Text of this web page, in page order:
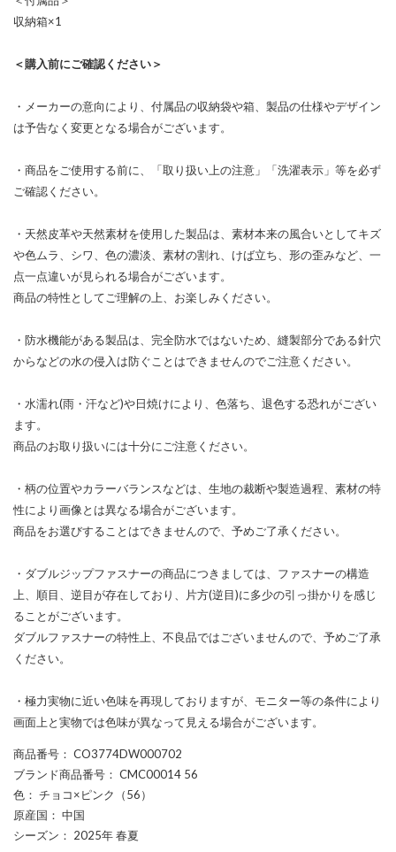
収納箱×1
＜購入前にご確認ください＞
・メーカーの意向により、付属品の収納袋や箱、製品の仕様やデザイン
は予告なく変更となる場合がございます。
・商品をご使用する前に、「取り扱い上の注意」「洗濯表示」等を必ず
ご確認ください。
・天然皮革や天然素材を使用した製品は、素材本来の風合いとしてキズ
や色ムラ、シワ、色の濃淡、素材の割れ、けば立ち、形の歪みなど、一
点一点違いが見られる場合がございます。
商品の特性としてご理解の上、お楽しみください。
・防水機能がある製品は、完全防水ではないため、縫製部分である針穴
からなどの水の侵入は防ぐことはできませんのでご注意ください。
・水濡れ(雨・汗など)や日焼けにより、色落ち、退色する恐れがござい
ます。
商品のお取り扱いには十分にご注意ください。
・柄の位置やカラーバランスなどは、生地の裁断や製造過程、素材の特
性により画像とは異なる場合がございます。
商品をお選びすることはできませんので、予めご了承ください。
・ダブルジップファスナーの商品につきましては、ファスナーの構造
上、順目、逆目が存在しており、片方(逆目)に多少の引っ掛かりを感じ
ることがございます。
ダブルファスナーの特性上、不良品ではございませんので、予めご了承
ください。
・極力実物に近い色味を再現しておりますが、モニター等の条件により
画面上と実物では色味が異なって見える場合がございます。
商品番号 ： CO3774DW000702
ブランド商品番号 ： CMC00014 56
色 ： チョコ×ピンク（56）
原産国 ： 中国
シーズン ： 2025年 春夏